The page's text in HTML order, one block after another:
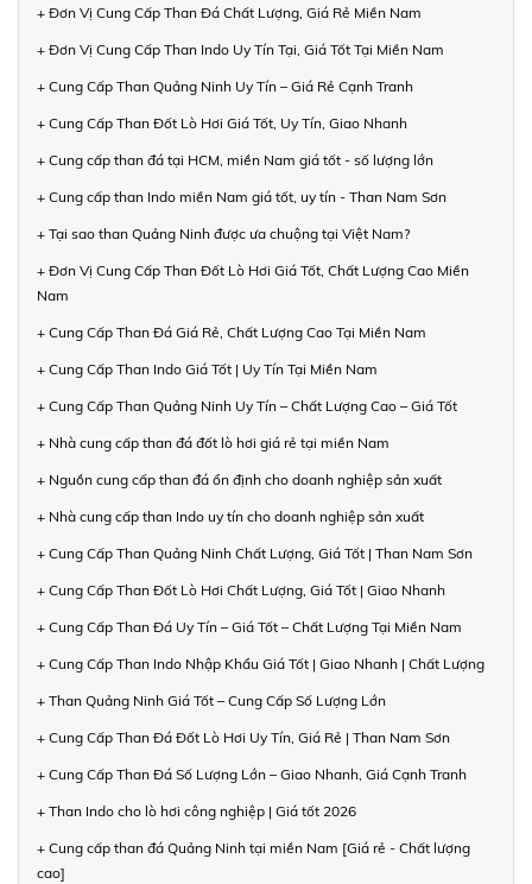
+ Đơn Vị Cung Cấp Than Đá Chất Lượng, Giá Rẻ Miền Nam
+ Đơn Vị Cung Cấp Than Indo Uy Tín Tại, Giá Tốt Tại Miền Nam
+ Cung Cấp Than Quảng Ninh Uy Tín – Giá Rẻ Cạnh Tranh
+ Cung Cấp Than Đốt Lò Hơi Giá Tốt, Uy Tín, Giao Nhanh
+ Cung cấp than đá tại HCM, miền Nam giá tốt - số lượng lớn
+ Cung cấp than Indo miền Nam giá tốt, uy tín - Than Nam Sơn
+ Tại sao than Quảng Ninh được ưa chuộng tại Việt Nam?
+ Đơn Vị Cung Cấp Than Đốt Lò Hơi Giá Tốt, Chất Lượng Cao Miền
Nam
+ Cung Cấp Than Đá Giá Rẻ, Chất Lượng Cao Tại Miền Nam
+ Cung Cấp Than Indo Giá Tốt | Uy Tín Tại Miền Nam
+ Cung Cấp Than Quảng Ninh Uy Tín – Chất Lượng Cao – Giá Tốt
+ Nhà cung cấp than đá đốt lò hơi giá rẻ tại miền Nam
+ Nguồn cung cấp than đá ổn định cho doanh nghiệp sản xuất
+ Nhà cung cấp than Indo uy tín cho doanh nghiệp sản xuất
+ Cung Cấp Than Quảng Ninh Chất Lượng, Giá Tốt | Than Nam Sơn
+ Cung Cấp Than Đốt Lò Hơi Chất Lượng, Giá Tốt | Giao Nhanh
+ Cung Cấp Than Đá Uy Tín – Giá Tốt – Chất Lượng Tại Miền Nam
+ Cung Cấp Than Indo Nhập Khẩu Giá Tốt | Giao Nhanh | Chất Lượng
+ Than Quảng Ninh Giá Tốt – Cung Cấp Số Lượng Lớn
+ Cung Cấp Than Đá Đốt Lò Hơi Uy Tín, Giá Rẻ | Than Nam Sơn
+ Cung Cấp Than Đá Số Lượng Lớn – Giao Nhanh, Giá Cạnh Tranh
+ Than Indo cho lò hơi công nghiệp | Giá tốt 2026
+ Cung cấp than đá Quảng Ninh tại miền Nam [Giá rẻ - Chất lượng
cao]